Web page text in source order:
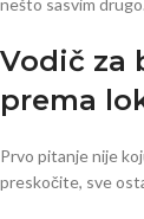
nešto sasvim drugo.
Vodič za
prema
Prvo pitanje nije
preskočite, sve